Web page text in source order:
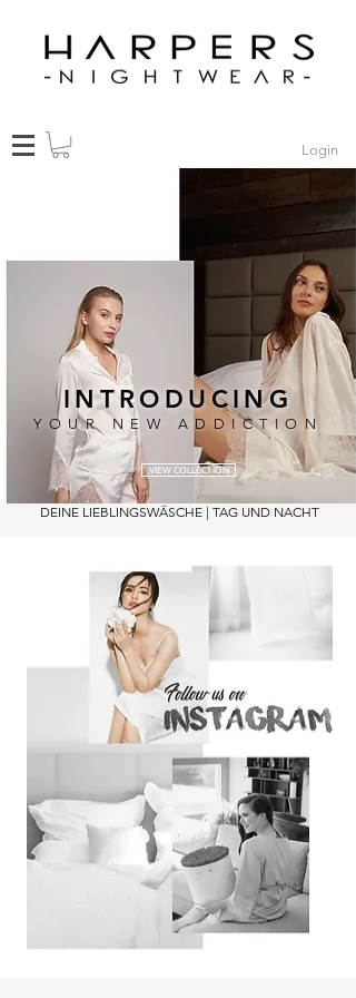
Login
INTRODUCING
YOUR NEW ADDICTION
VIEW COLLECTION
DEINE LIEBLINGSWÄSCHE | TAG UND NACHT